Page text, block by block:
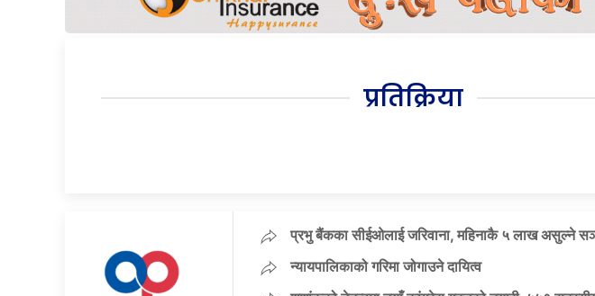
प्रतिक्रिया
प्रभु बैंकका सीईओलाई जरिवाना, महिनाकै ५ लाख असुल्ने
न्यायपालिकाको गरिमा जोगाउने दायित्व